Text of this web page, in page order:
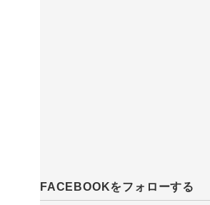
FACEBOOKをフォローする